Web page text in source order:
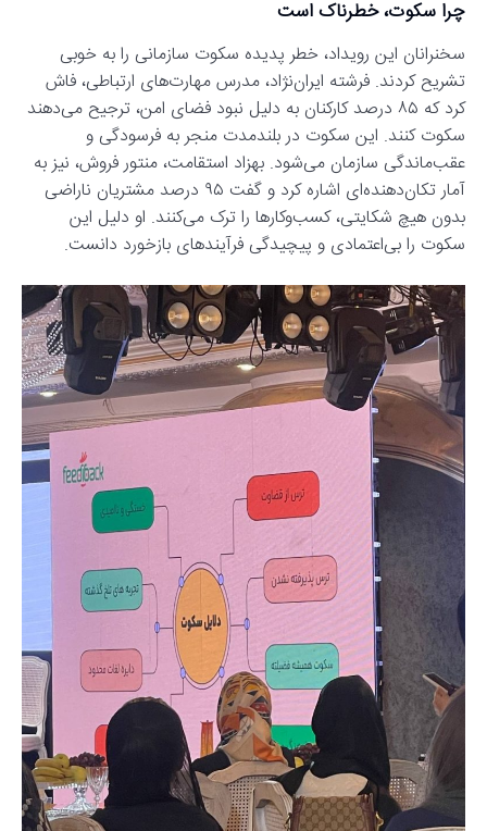
چرا سکوت، خطرناک است
سخنرانان این رویداد، خطر پدیده سکوت سازمانی را به خوبی
تشریح کردند. فرشته ایران‌نژاد، مدرس مهارت‌های ارتباطی، فاش
کرد که ۸۵ درصد کارکنان به دلیل نبود فضای امن، ترجیح می‌دهند
سکوت کنند. این سکوت در بلندمدت منجر به فرسودگی و
عقب‌ماندگی سازمان می‌شود. بهزاد استقامت، منتور فروش، نیز به
آمار تکان‌دهنده‌ای اشاره کرد و گفت ۹۵ درصد مشتریان ناراضی
بدون هیچ شکایتی، کسب‌وکارها را ترک می‌کنند. او دلیل این
سکوت را بی‌اعتمادی و پیچیدگی فرآیندهای بازخورد دانست.